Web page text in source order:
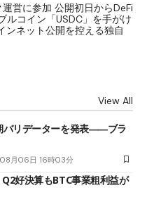
営に参加 公開初日からDeFi
ルコイン「USDC」を手がけ
ンネット公開を控える独自
View All
バリデーターを発表――ブラ
月06日 16時03分
好決算もBTC事業粗利益が